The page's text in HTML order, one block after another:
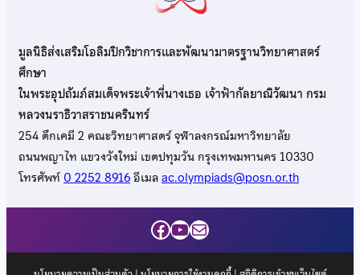
มูลนิธิส่งเสริมโอลิมปิกวิชาการและพัฒนามาตรฐานวิทยาศาสตร์
ศึกษา
ในพระอุปถัมภ์สมเด็จพระเจ้าพี่นางเธอ เจ้าฟ้ากัลยาณิวัฒนา กรม
หลวงนราธิวาสราชนครินทร์
254 ตึกเคมี 2 คณะวิทยาศาสตร์ จุฬาลงกรณ์มหาวิทยาลัย
ถนนพญาไท แขวงวังใหม่ เขตปทุมวัน กรุงเทพมหานคร 10330
โทรศัพท์0 2252 8916อีเมลac.olympiads@posn.or.th
Facebook
YouTube
Mail